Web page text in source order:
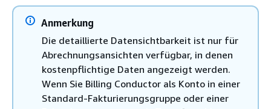
Anmerkung
Die detaillierte Datensichtbarkeit ist nur für
Abrechnungsansichten verfügbar, in denen
kostenpflichtige Daten angezeigt werden.
Wenn Sie Billing Conductor als Konto in einer
Standard-Fakturierungsgruppe oder einer